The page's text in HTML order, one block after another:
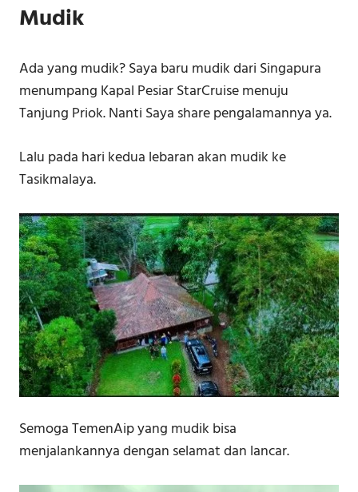
Mudik
Ada yang mudik? Saya baru mudik dari Singapura
menumpang Kapal Pesiar StarCruise menuju
Tanjung Priok. Nanti Saya share pengalamannya ya.
Lalu pada hari kedua lebaran akan mudik ke
Tasikmalaya.
Semoga TemenAip yang mudik bisa
menjalankannya dengan selamat dan lancar.